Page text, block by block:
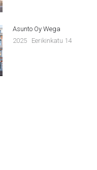
Asunto Oy Wega
2025
Eerikinkatu 14